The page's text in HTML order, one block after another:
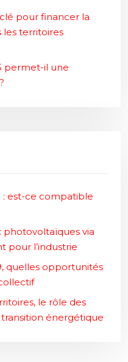
pour financer la
les territoires
permet-il une
: est-ce compatible
via
pour l’industrie
quelles opportunités
le rôle des
énergétique